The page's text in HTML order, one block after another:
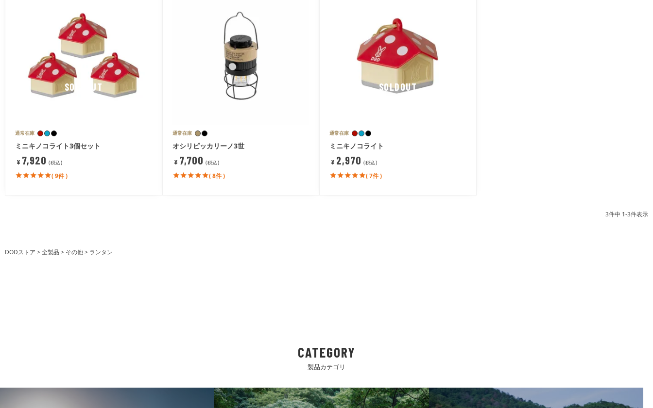
通常在庫
ミニキノコライト3個セット
¥ 7,920 税込
( 9件 )
SOLDOUT
通常在庫
オシリピッカリーノ3世
¥ 7,700 税込
( 8件 )
通常在庫
ミニキノコライト
¥ 2,970 税込
( 7件 )
SOLDOUT
3件中 1-3件表示
DODストア 全製品 その他 ランタン
CATEGORY
製品カテゴリ